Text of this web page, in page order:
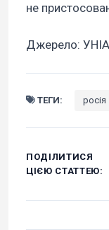
не
Джерело:
ТЕГИ: росія
ПОДІЛИТИСЯ
ЦІЄЮ СТАТТЕЮ: